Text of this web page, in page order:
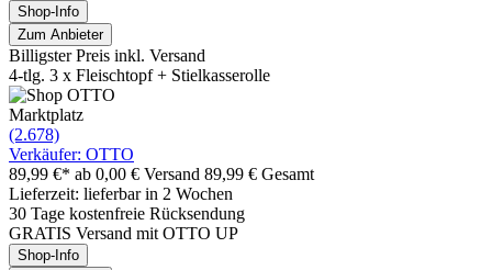
Shop-Info
Zum Anbieter
Billigster Preis inkl. Versand
4-tlg. 3 x Fleischtopf + Stielkasserolle
Marktplatz
(2.678)
Verkäufer: OTTO
89,99 €* ab 0,00 € Versand 89,99 € Gesamt
Lieferzeit: lieferbar in 2 Wochen
30 Tage kostenfreie Rücksendung
GRATIS Versand mit OTTO UP
Shop-Info